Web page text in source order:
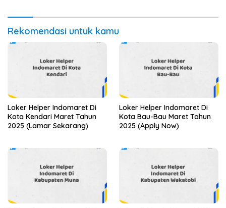
Rekomendasi untuk kamu
Loker Helper Indomaret Di
Kota Kendari Maret Tahun
2025 (Lamar Sekarang)
Loker Helper Indomaret Di
Kota Bau-Bau Maret Tahun
2025 (Apply Now)